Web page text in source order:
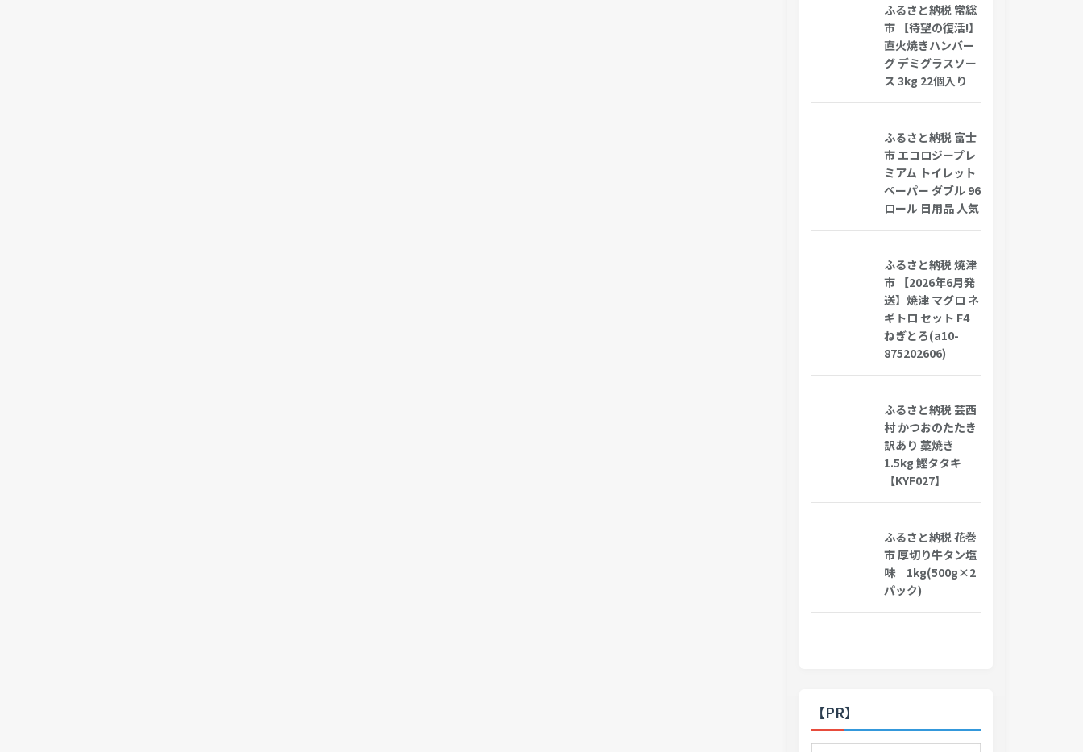
ふるさと納税 常総
市 【待望の復活!】
直火焼きハンバー
グ デミグラスソー
ス 3kg 22個入り
ふるさと納税 富士
市 エコロジープレ
ミアム トイレット
ペーパー ダブル 96
ロール 日用品 人気
ふるさと納税 焼津
市 【2026年6月発
送】焼津 マグロ ネ
ギトロ セット F4
ねぎとろ(a10-
875202606)
ふるさと納税 芸西
村 かつおのたたき
訳あり 藁焼き
1.5kg 鰹タタキ
【KYF027】
ふるさと納税 花巻
市 厚切り牛タン塩
味 1kg(500g×2
パック)
【PR】